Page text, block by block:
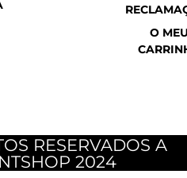
O
RESERVADOS A
2024